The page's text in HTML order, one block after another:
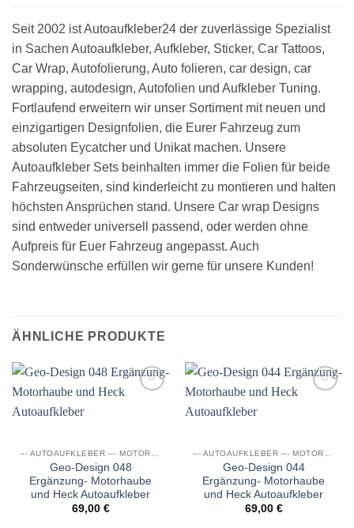
Seit 2002 ist Autoaufkleber24 der zuverlässige Spezialist
in Sachen Autoaufkleber, Aufkleber, Sticker, Car Tattoos,
Car Wrap, Autofolierung, Auto folieren, car design, car
wrapping, autodesign, Autofolien und Aufkleber Tuning.
Fortlaufend erweitern wir unser Sortiment mit neuen und
einzigartigen Designfolien, die Eurer Fahrzeug zum
absoluten Eycatcher und Unikat machen. Unsere
Autoaufkleber Sets beinhalten immer die Folien für beide
Fahrzeugseiten, sind kinderleicht zu montieren und halten
höchsten Ansprüchen stand. Unsere Car wrap Designs
sind entweder universell passend, oder werden ohne
Aufpreis für Euer Fahrzeug angepasst. Auch
Sonderwünsche erfüllen wir gerne für unsere Kunden!
ÄHNLICHE PRODUKTE
Geo-Design 048
Ergänzung- Motorhaube
und Heck Autoaufkleber
69,00 €
Geo-Design 044
Ergänzung- Motorhaube
und Heck Autoaufkleber
69,00 €